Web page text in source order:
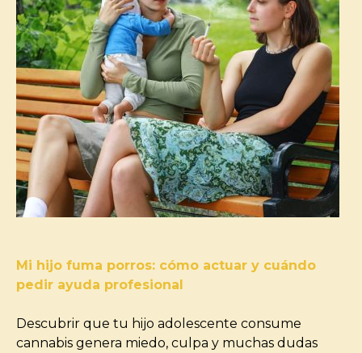
Mi hijo fuma porros: cómo actuar y cuándo
pedir ayuda profesional
Descubrir que tu hijo adolescente consume
cannabis genera miedo, culpa y muchas dudas